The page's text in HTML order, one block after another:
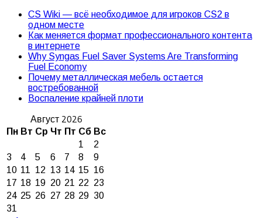
CS Wiki — всё необходимое для игроков CS2 в
одном месте
Как меняется формат профессионального контента
в интернете
Why Syngas Fuel Saver Systems Are Transforming
Fuel Economy
Почему металлическая мебель остается
востребованной
Воспаление крайней плоти
Август 2026
Пн Вт Ср Чт Пт Сб Вс
1
2
3
4 5 6 7 8
9
10 11 12 13 14 15 16
17 18 19 20 21 22 23
24 25 26 27 28 29 30
31